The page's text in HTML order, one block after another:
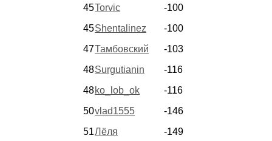
45Torvic
-100
45Shentalinez
-100
47Тамбовский
-103
48Surgutianin
-116
48ko_lob_ok
-116
50vlad1555
-146
51Лёля
-149